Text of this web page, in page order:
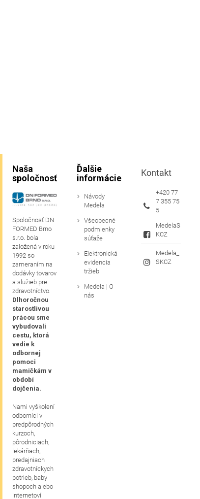
Naša
spoločnosť
Spoločnosť DN
FORMED Brno
s.r.o. bola
založená v roku
1992 so
zameraním na
dodávky tovarov
a služieb pre
zdravotníctvo.
Dlhoročnou
starostlivou
prácou sme
vybudovali
cestu, ktorá
vedie k
odbornej
pomoci
mamičkám v
období
dojčenia.
Nami vyškolení
odborníci v
predpôrodných
kurzoch,
pôrodniciach,
lekárňach,
predajniach
zdravotníckych
potrieb, baby
shopoch alebo
internetoví
Ďalšie
informácie
Návody
Medela
Všeobecné
podmienky
súťaže
Elektronická
evidencia
tržieb
Medela | O
nás
Kontakt
+420 77
7 355 75
5
MedelaS
KCZ
Medela_
SKCZ